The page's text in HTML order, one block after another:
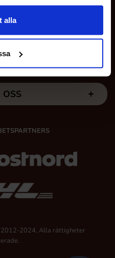
alla
låt dem bli en del av din
OSS
2024, Alla rättigheter